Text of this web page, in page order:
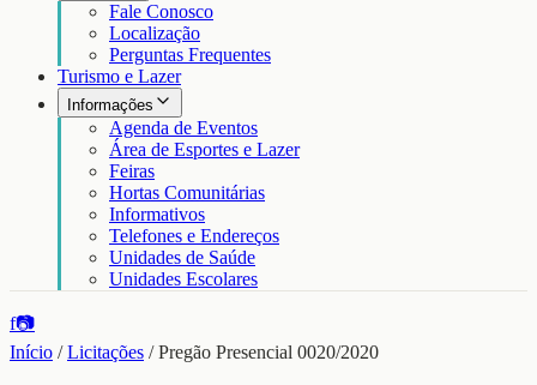
Fale Conosco
Localização
Perguntas Frequentes
Turismo e Lazer
Informações
Agenda de Eventos
Área de Esportes e Lazer
Feiras
Hortas Comunitárias
Informativos
Telefones e Endereços
Unidades de Saúde
Unidades Escolares
f📷
Início /Licitações /Pregão Presencial 0020/2020